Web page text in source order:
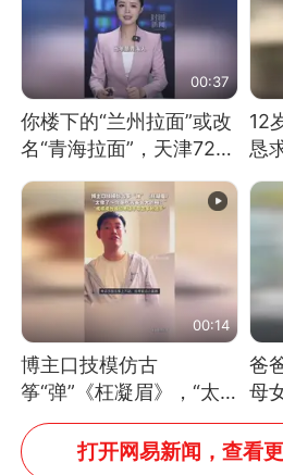
00:37
你楼下的“兰州拉面”或改
名“青海拉面”，天津72家
12
恳
00:14
博主口技模仿古
筝“弹”《枉凝眉》，“太
像了～你是吃古筝长大的
吗？”“或将成为首位考级
爸
母
玩
打开网易新闻，查看